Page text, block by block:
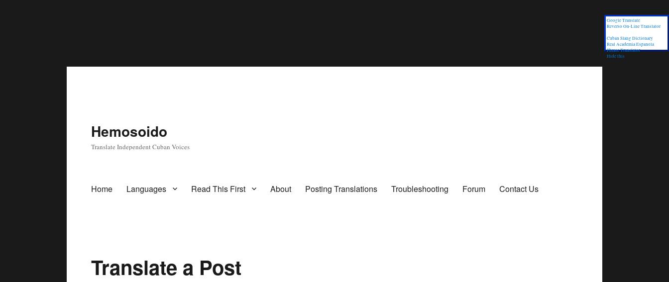
Hemosoido
Translate Independent Cuban Voices
Home Languages Read This First About Posting Translations Troubleshooting Forum Contact Us
Translate a Post
Google Translate
Reverso On-Line Translator
Cuban Slang Dictionary
Real Academia Espanola
Phrase Translator
Hide this